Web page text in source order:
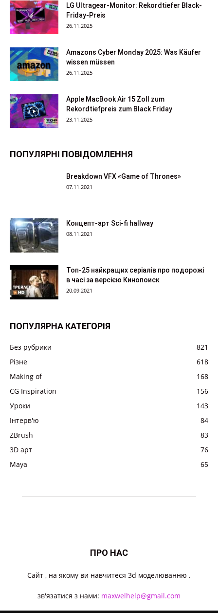
LG Ultragear-Monitor: Rekordtiefer Black-
Friday-Preis
26.11.2025
Amazons Cyber Monday 2025: Was Käufer
wissen müssen
26.11.2025
Apple MacBook Air 15 Zoll zum
Rekordtiefpreis zum Black Friday
23.11.2025
ПОПУЛЯРНІ ПОВІДОМЛЕННЯ
Breakdown VFX «Game of Thrones»
07.11.2021
Концепт-арт Sci-fi hallway
08.11.2021
Топ-25 найкращих серіалів про подорожі
в часі за версією Кинопоиск
20.09.2021
ПОПУЛЯРНА КАТЕГОРІЯ
Без рубрики
821
Різне
618
Making of
168
CG Inspiration
156
Уроки
143
Інтерв'ю
84
ZBrush
83
3D арт
76
Maya
65
ПРО НАС
Cайт , на якому ви навчитеся 3d моделюванню .
зв'язатися з нами: maxwelhelp@gmail.com